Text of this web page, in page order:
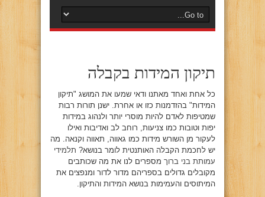
תיקון המידות בקבלה
כל אחת ואחד מאתנו ודאי שמעו את המושג "תיקון
המידות" בהזדמנות כזו או אחרת. ישנן תורות רבות
שמטיפות לאדם להיות מוסרי יותר ולנהוג במידות
יפות וטובות כמו צניעות, רוחב לב ואדיבות ואילו
לעקור מן השורש מידות כמו גאווה, תאווה וקנאה. מה
יש לחכמת הקבלה האותנטית לומר בנושא? תלמידי
עמותת בני ברוך מספרים לנו את מה שכותבים
מקובלים גדולים בספריהם מדור לדור ומנפצים את
המיתוסים והעמימות בנושא המידות והתיקון.